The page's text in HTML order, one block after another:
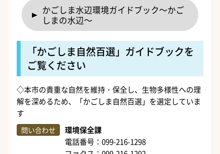
かごしま水辺環境ガイドブック～かご
しまの水辺～
「かごしま自然百選」ガイドブックを
ご覧ください
◇本市の貴重な自然を維持・保全し、生物多様性への理
解を深めるため、「かごしま自然百選」を選定していま
す
問い合わせ
環境保全課
電話番号：099-216-1298